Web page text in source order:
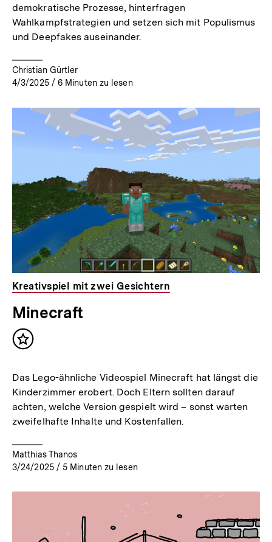
demokratische Prozesse, hinterfragen
Wahlkampfstrategien und setzen sich mit Populismus
und Deepfakes auseinander.
Christian Gürtler
4/3/2025 / 6 Minuten zu lesen
Kreativspiel mit zwei Gesichtern
Minecraft
Inhalt
Das Lego-ähnliche Videospiel Minecraft hat längst die
Kinderzimmer erobert. Doch Eltern sollten darauf
achten, welche Version gespielt wird – sonst warten
zweifelhafte Inhalte und Kostenfallen.
Matthias Thanos
3/24/2025 / 5 Minuten zu lesen